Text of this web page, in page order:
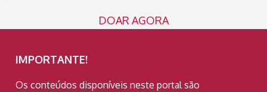
DOAR AGORA
IMPORTANTE!
Os conteúdos disponíveis neste portal são